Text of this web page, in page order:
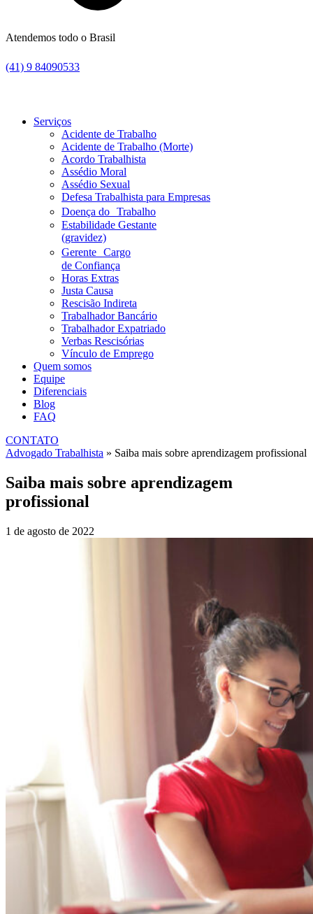
Atendemos todo o Brasil
(41) 9 84090533
Serviços
Acidente de Trabalho
Acidente de Trabalho (Morte)
Acordo Trabalhista
Assédio Moral
Assédio Sexual
Defesa Trabalhista para Empresas
Doença do Trabalho
Estabilidade Gestante
(gravidez)
Gerente Cargo
de Confiança
Horas Extras
Justa Causa
Rescisão Indireta
Trabalhador Bancário
Trabalhador Expatriado
Verbas Rescisórias
Vínculo de Emprego
Quem somos
Equipe
Diferenciais
Blog
FAQ
CONTATO
Advogado Trabalhista » Saiba mais sobre aprendizagem profissional
Saiba mais sobre aprendizagem
profissional
1 de agosto de 2022